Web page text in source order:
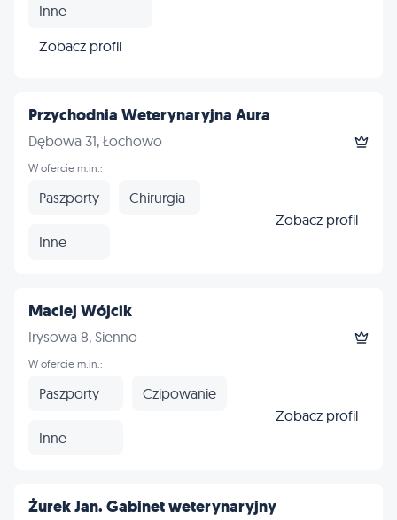
Inne
Zobacz profil
Przychodnia Weterynaryjna Aura
Dębowa 31, Łochowo
W ofercie m.in.:
Paszporty Chirurgia
Inne
Zobacz profil
Maciej Wójcik
Irysowa 8, Sienno
W ofercie m.in.:
Paszporty Czipowanie
Inne
Zobacz profil
Żurek Jan. Gabinet weterynaryjny